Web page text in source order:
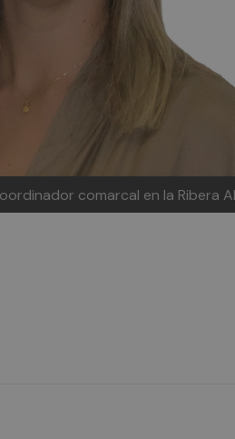
comarcal en la Ribera